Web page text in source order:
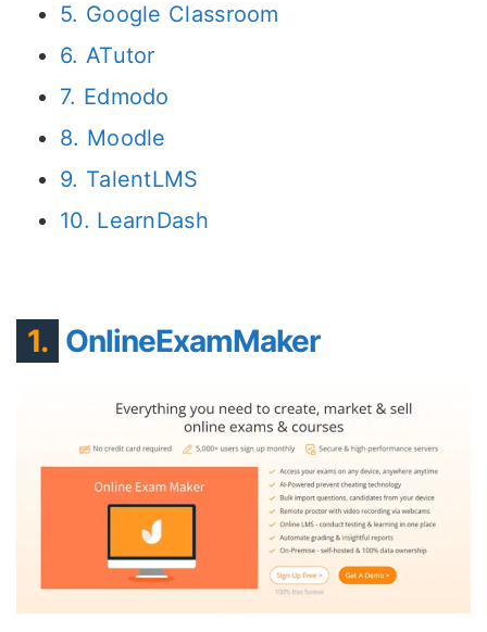
5. Google Classroom
6. ATutor
7. Edmodo
8. Moodle
9. TalentLMS
10. LearnDash
1. OnlineExamMaker